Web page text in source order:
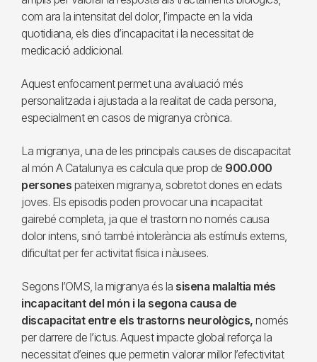
com ara la intensitat del dolor, l’impacte en la vida
quotidiana, els dies d’incapacitat i la necessitat de
medicació addicional.
Aquest enfocament permet una avaluació més
personalitzada i ajustada a la realitat de cada persona,
especialment en casos de migranya crònica.
La migranya, una de les principals causes de discapacitat
al món A Catalunya es calcula que prop de 900.000
persones pateixen migranya, sobretot dones en edats
joves. Els episodis poden provocar una incapacitat
gairebé completa, ja que el trastorn no només causa
dolor intens, sinó també intolerància als estímuls externs,
dificultat per fer activitat física i nàusees.
Segons l’OMS, la migranya és la sisena malaltia més
incapacitant del món i la segona causa de
discapacitat entre els trastorns neurològics, només
per darrere de l’ictus. Aquest impacte global reforça la
necessitat d’eines que permetin valorar millor l’efectivitat